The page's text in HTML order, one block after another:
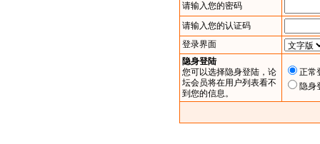
请输入您的密码
请输入您的认证码
登录界面
隐身登陆
您可以选择隐身登陆，论
坛会员将在用户列表看不
到您的信息。
正常
隐身